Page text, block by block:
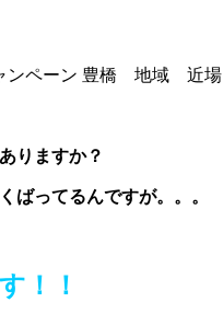
ンペーン 豊橋 地域 近場
りますか？
ばってるんですが。。。
！！